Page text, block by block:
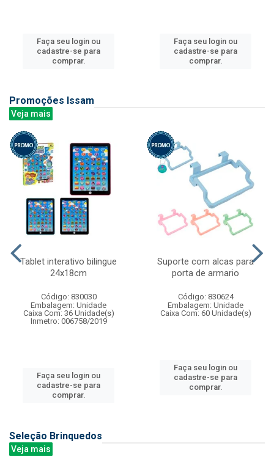
Faça seu login ou
cadastre-se para
comprar.
Faça seu login ou
cadastre-se para
comprar.
Promoções Issam
Veja mais
Tablet interativo bilingue
24x18cm
Código: 830030
Embalagem: Unidade
Caixa Com: 36 Unidade(s)
Inmetro: 006758/2019
Faça seu login ou
cadastre-se para
comprar.
Suporte com alcas para
porta de armario
Código: 830624
Embalagem: Unidade
Caixa Com: 60 Unidade(s)
Faça seu login ou
cadastre-se para
comprar.
Seleção Brinquedos
Veja mais